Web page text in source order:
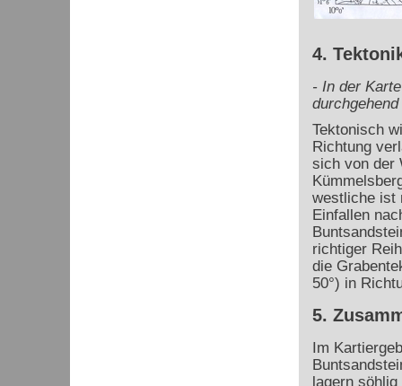
4.
- In der
Tektonisch
Richtung
sich von der
westliche ist
Einfallen
richtiger
die
50°) in
5.
Im
lagern